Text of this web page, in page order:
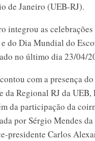
de Janeiro (UEB-RJ).
integrou as celebrações
do Dia Mundial do
no último dia 23/04/
com a presença
da Regional RJ da
da participação da
por Sérgio Mendes
presidente Carlos